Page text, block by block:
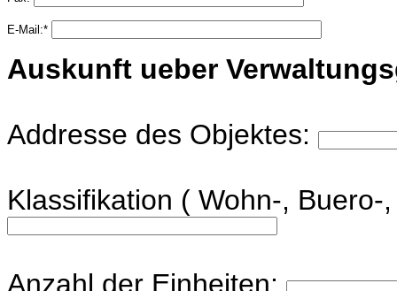
E-Mail:*
Auskunft ueber
Addresse des Objektes:
Klassifikation ( Wohn-,
Anzahl der Einheiten: